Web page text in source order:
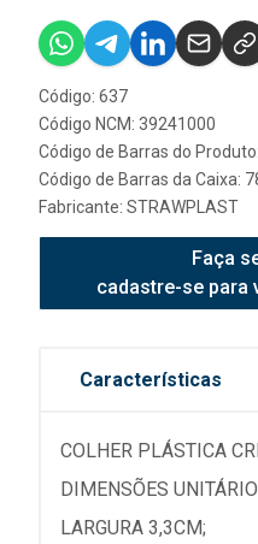
Código: 637
Código NCM: 39241000
Código de Barras do
Código de Barras da Caixa:
Fabricante: STRAWPLAST
Faça
cadastre-se para
Características
COLHER PLÁSTICA
DIMENSÕES
LARGURA 3,3CM;